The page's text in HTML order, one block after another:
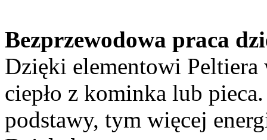
Bezprzewodowa praca
Dzięki elementowi
ciepło z kominka lub
podstawy, tym więcej